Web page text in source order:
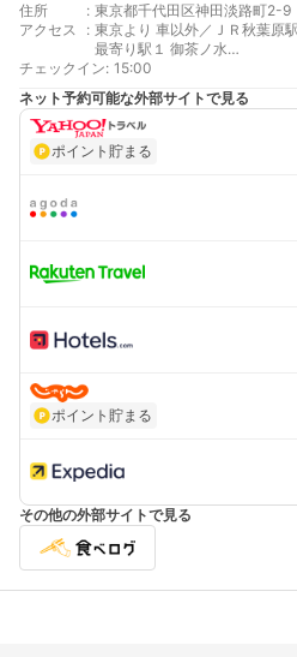
住所 : 東京都千代田区神田淡路町2-9
アクセス
: 東京より 車以外／ＪＲ秋葉原
最寄り駅１ 御茶ノ水
最寄り駅２ 秋葉原
最寄り駅３ 新御茶ノ水
補足 車／■■駐車場のご利用
（15：00～11：00）】※車輌
全長500cm7台限定、完全予
予約ください （03-3251-
チェックイン: 15:00
ネット予約可能な外部サイトで見る
ポイント貯まる
ポイント貯まる
その他の外部サイトで見る